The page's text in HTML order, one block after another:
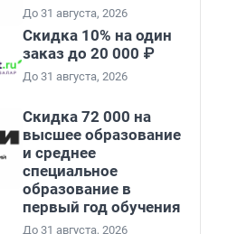
До 31 августа, 2026
Скидка 10% на один
заказ до 20 000 ₽
До 31 августа, 2026
Скидка 72 000 на
высшее образование
и среднее
специальное
образование в
первый год обучения
До 31 августа, 2026